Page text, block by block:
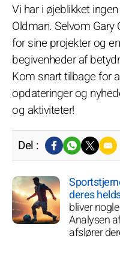
Vi har i øjeblikket
Oldman. Selvom
for sine projekter og
begivenheder af
Kom snart tilbage for
opdateringer og
og aktiviteter!
Del :
deres
bliver
Analysen
afslører